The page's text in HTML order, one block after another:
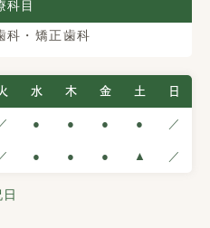
科目
科・矯正歯科
水 木 金 土 日
／ ● ● ● ● ／
／ ● ● ● ▲ ／